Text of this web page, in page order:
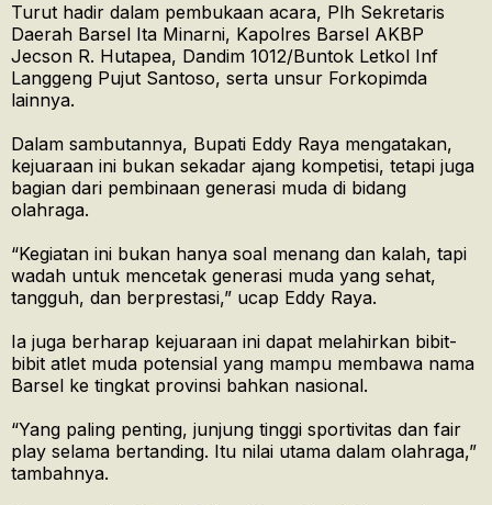
Turut hadir dalam pembukaan acara, Plh Sekretaris
Daerah Barsel Ita Minarni, Kapolres Barsel AKBP
Jecson R. Hutapea, Dandim 1012/Buntok Letkol Inf
Langgeng Pujut Santoso, serta unsur Forkopimda
lainnya.
Dalam sambutannya, Bupati Eddy Raya mengatakan,
kejuaraan ini bukan sekadar ajang kompetisi, tetapi juga
bagian dari pembinaan generasi muda di bidang
olahraga.
“Kegiatan ini bukan hanya soal menang dan kalah, tapi
wadah untuk mencetak generasi muda yang sehat,
tangguh, dan berprestasi,” ucap Eddy Raya.
Ia juga berharap kejuaraan ini dapat melahirkan bibit-
bibit atlet muda potensial yang mampu membawa nama
Barsel ke tingkat provinsi bahkan nasional.
“Yang paling penting, junjung tinggi sportivitas dan fair
play selama bertanding. Itu nilai utama dalam olahraga,”
tambahnya.